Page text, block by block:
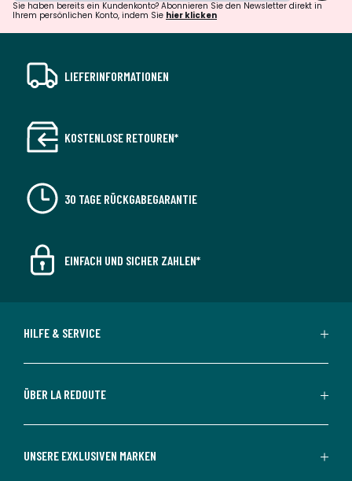
Sie haben bereits ein Kundenkonto? Abonnieren Sie den Newsletter direkt in
Ihrem persönlichen Konto, indem Sie hier klicken
LIEFERINFORMATIONEN
KOSTENLOSE RETOUREN*
30 TAGE RÜCKGABEGARANTIE
EINFACH UND SICHER ZAHLEN*
HILFE & SERVICE
ÜBER LA REDOUTE
UNSERE EXKLUSIVEN MARKEN